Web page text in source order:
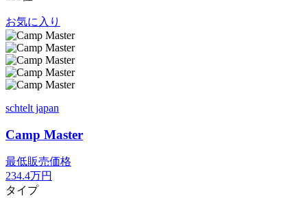
お気に入り
schtelt japan
Camp Master
最低販売価格
234.4万円
タイプ